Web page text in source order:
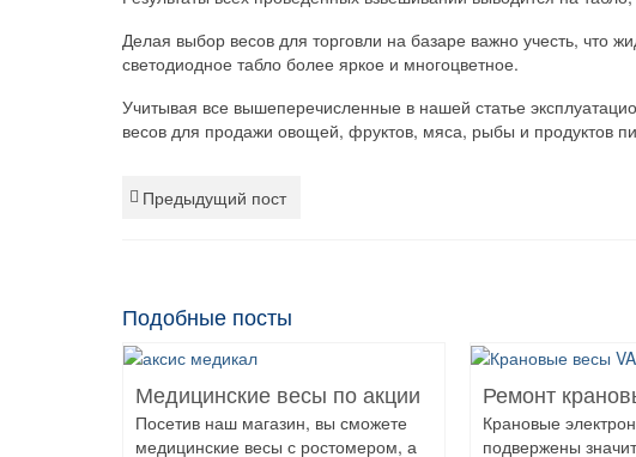
Делая выбор весов для торговли на базаре важно учесть, что
светодиодное табло более яркое и многоцветное.
Учитывая все вышеперечисленные в нашей статье
весов для продажи овощей, фруктов, мяса, рыбы и продуктов
Предыдущий пост
Подобные посты
Медицинские весы по акции
Посетив наш магазин, вы сможете
медицинские весы с ростомером, а
Ремонт
Крановые
подвержены